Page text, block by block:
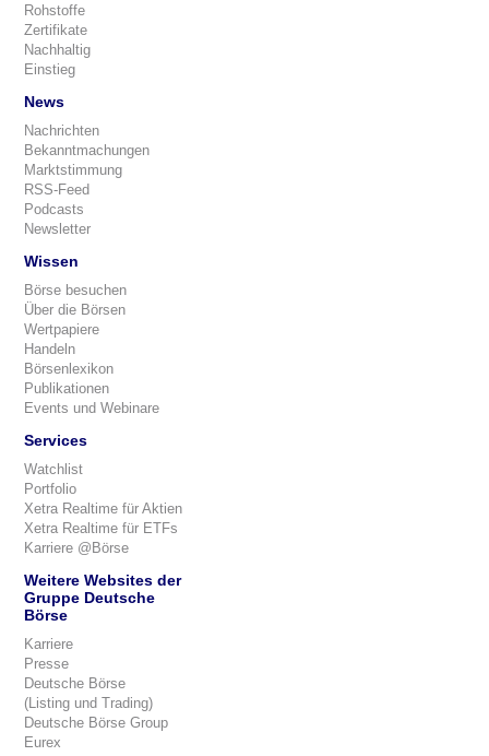
Rohstoffe
Zertifikate
Nachhaltig
Einstieg
News
Nachrichten
Bekanntmachungen
Marktstimmung
RSS-Feed
Podcasts
Newsletter
Wissen
Börse besuchen
Über die Börsen
Wertpapiere
Handeln
Börsenlexikon
Publikationen
Events und Webinare
Services
Watchlist
Portfolio
Xetra Realtime für Aktien
Xetra Realtime für ETFs
Karriere @Börse
Weitere Websites der
Gruppe Deutsche
Börse
Karriere
Presse
Deutsche Börse
(Listing und Trading)
Deutsche Börse Group
Eurex